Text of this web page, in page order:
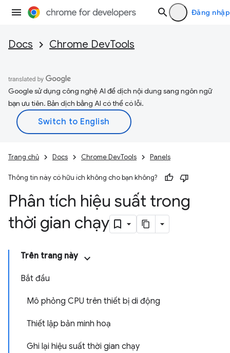
Đăng nhập
Docs Chrome DevTools
Google sử dụng công nghệ AI để dịch nội dung sang ngôn ngữ
bạn ưu tiên. Bản dịch bằng AI có thể có lỗi.
Trang chủ Docs Chrome DevTools Panels
Thông tin này có hữu ích không cho bạn không?
Phân tích hiệu suất trong
thời gian chạy
Trên trang này
Bắt đầu
Mô phỏng CPU trên thiết bị di động
Thiết lập bản minh hoạ
Ghi lại hiệu suất thời gian chạy